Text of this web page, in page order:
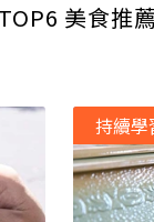
美食推
持續學